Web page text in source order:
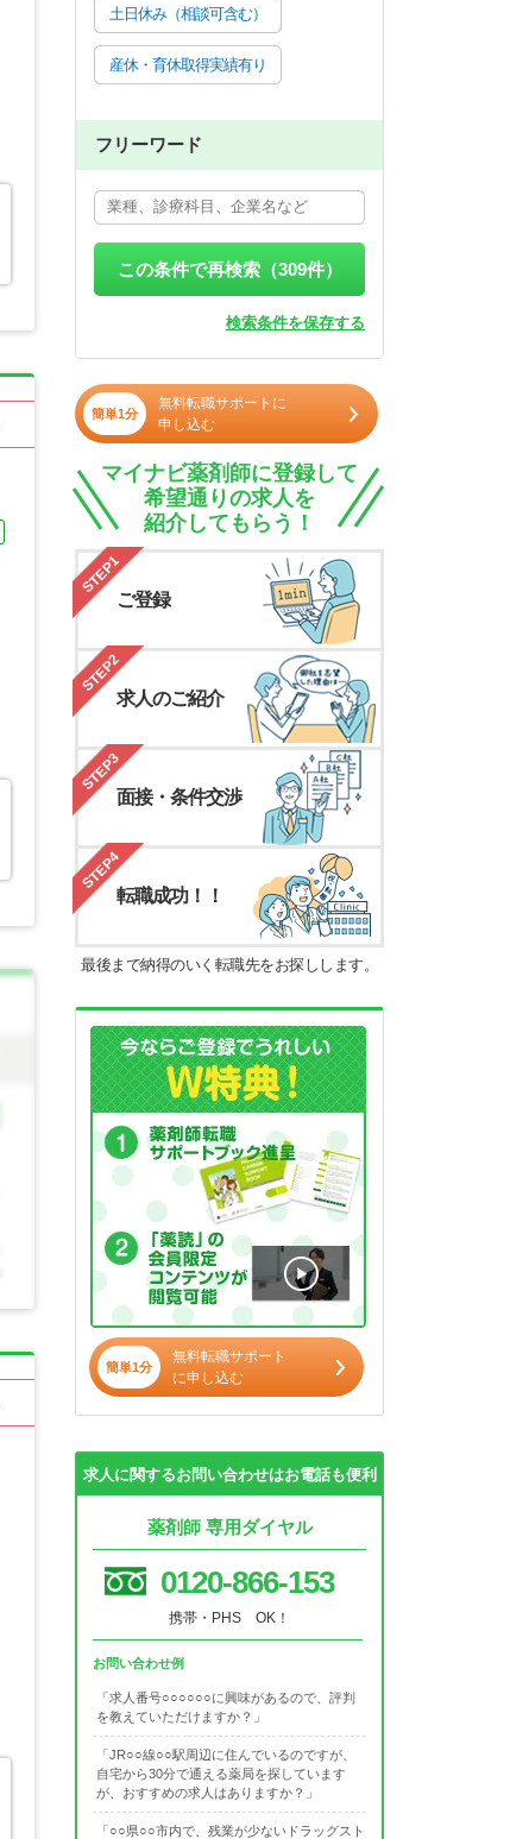
土日休み（相談可含む）
産休・育休取得実績有り
フリーワード
この条件で再検索（309件）
検索条件を保存する
簡単1分
無料転職サポートに
申し込む
マイナビ薬剤師に登録して
希望通りの求人を
紹介してもらう！
STEP1
ご登録
STEP2
求人のご紹介
STEP3
面接・条件交渉
STEP4
転職成功！！
最後まで納得のいく転職先をお探しします。
簡単1分
無料転職サポート
に申し込む
求人に関するお問い合わせはお電話も便利
薬剤師 専用ダイヤル
0120-866-153
携帯・PHS OK！
お問い合わせ例
「求人番号○○○○○○に興味があるので、評判
を教えていただけますか？」
「JR○○線○○駅周辺に住んでいるのですが、
自宅から30分で通える薬局を探しています
が、おすすめの求人はありますか？」
「○○県○○市内で、残業が少ないドラッグスト